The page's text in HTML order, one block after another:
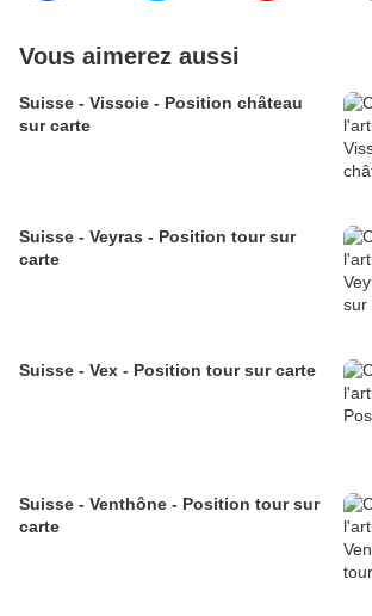
Vous aimerez aussi
Suisse - Vissoie - Position château
sur carte
Suisse - Veyras - Position tour sur
carte
Suisse - Vex - Position tour sur carte
Suisse - Venthône - Position tour sur
carte